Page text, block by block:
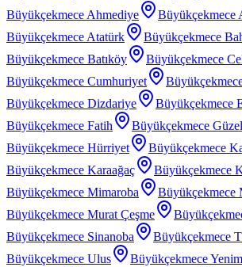
Büyükçekmece Ahmediye
Büyükçekmece
Büyükçekmece Atatürk
Büyükçekmece
Büyükçekmece Batıköy
Büyükçekmece
Büyükçekmece Cumhuriyet
Büyükçekmece Dizdariye
Büyükçekmece
Büyükçekmece Fatih
Büyükçekmece
Büyükçekmece Hürriyet
Büyükçekmece
Büyükçekmece Karaağaç
Büyükçekmece
Büyükçekmece Mimaroba
Büyükçekmece
Büyükçekmece Murat Çeşme
Büyükçekmece Sinanoba
Büyükçekmece
Büyükçekmece Ulus
Büyükçekmece